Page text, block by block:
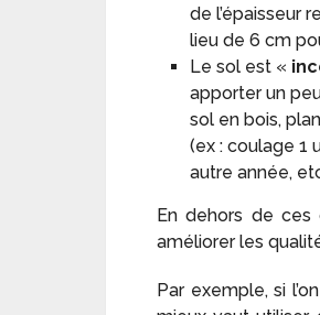
de l’épaisseur
lieu de 6 cm
Le sol est «
apporter un
sol en bois,
(ex : coulage 1
autre année,
En dehors de
améliorer les
Par exemple, si